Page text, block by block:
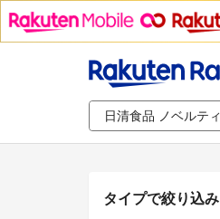
タイプで絞り込み